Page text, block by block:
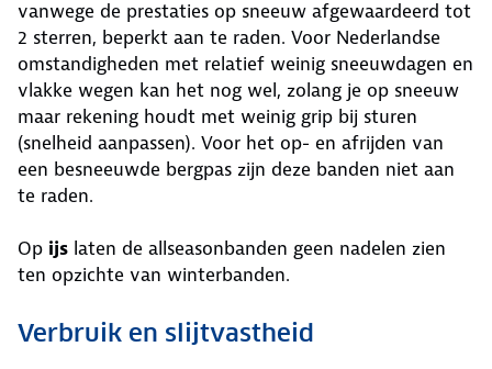
vanwege de prestaties op sneeuw afgewaardeerd tot
2 sterren, beperkt aan te raden. Voor Nederlandse
omstandigheden met relatief weinig sneeuwdagen en
vlakke wegen kan het nog wel, zolang je op sneeuw
maar rekening houdt met weinig grip bij sturen
(snelheid aanpassen). Voor het op- en afrijden van
een besneeuwde bergpas zijn deze banden niet aan
te raden.
Op ijs laten de allseasonbanden geen nadelen zien
ten opzichte van winterbanden.
Verbruik en slijtvastheid